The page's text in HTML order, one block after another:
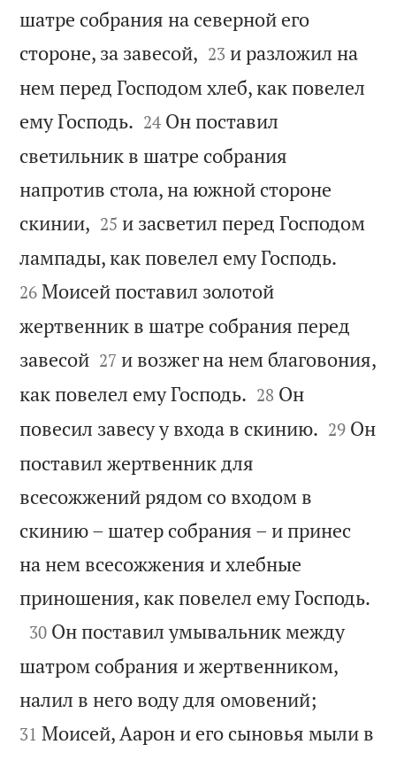
шатре собрания на северной его
стороне, за завесой, 

23 и разложил на
нем перед Господом хлеб, как повелел
ему Господь. 

24 Он поставил
светильник в шатре собрания
напротив стола, на южной стороне
скинии, 

25 и засветил перед Господом
лампады, как повелел ему Господь.
26 Моисей поставил золотой
жертвенник в шатре собрания перед
завесой
27 и возжег на нем благовония,
как повелел ему Господь. 

28 Он
повесил завесу у входа в скинию. 

29 Он
поставил жертвенник для
всесожжений рядом со входом в
скинию – шатер собрания – и принес
на нем всесожжения и хлебные
приношения, как повелел ему Господь.

30 Он поставил умывальник между
шатром собрания и жертвенником,
налил в него воду для омовений;
31 Моисей, Аарон и его сыновья мыли в